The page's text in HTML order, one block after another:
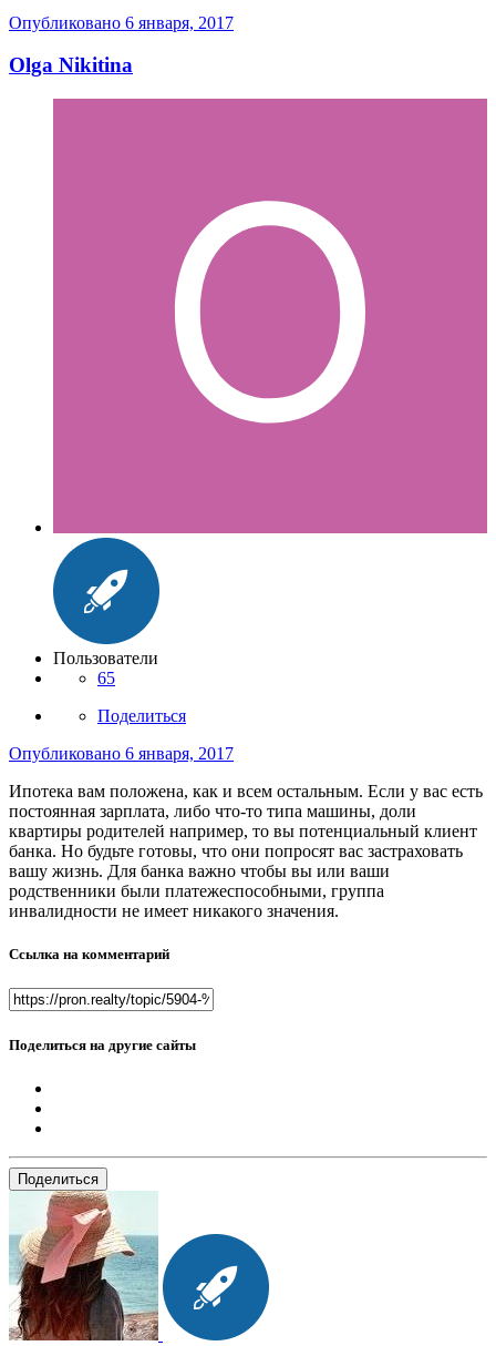
Опубликовано 6 января, 2017
Olga Nikitina
Пользователи
65
Поделиться
Опубликовано 6 января, 2017
Ипотека вам положена, как и всем остальным. Если у вас есть
постоянная зарплата, либо что-то типа машины, доли
квартиры родителей например, то вы потенциальный клиент
банка. Но будьте готовы, что они попросят вас застраховать
вашу жизнь. Для банка важно чтобы вы или ваши
родственники были платежеспособными, группа
инвалидности не имеет никакого значения.
Ссылка на комментарий
Поделиться на другие сайты
Поделиться